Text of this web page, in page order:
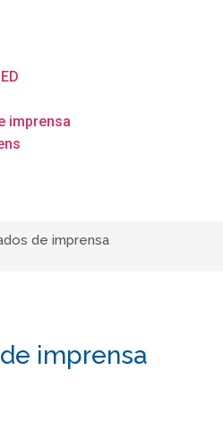
imprensa
de imprensa
imprensa